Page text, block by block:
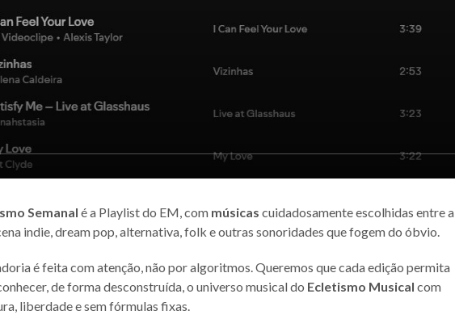
Semanal é a Playlist do EM, com músicas cuidadosamente escolhidas entre a
indie, dream pop, alternativa, folk e outras sonoridades que fogem do óbvio.
é feita com atenção, não por algoritmos. Queremos que cada edição permita
de forma desconstruída, o universo musical do Ecletismo Musical com
liberdade e sem fórmulas fixas.